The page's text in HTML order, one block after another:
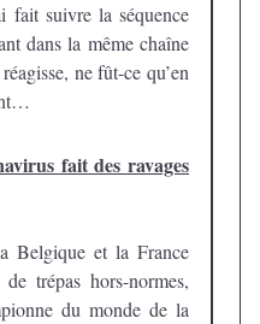
fait suivre la séquence
dans la même chaîne
ne fût-ce qu’en
fait des ravages
Belgique et la France
trépas hors-normes,
du monde de la